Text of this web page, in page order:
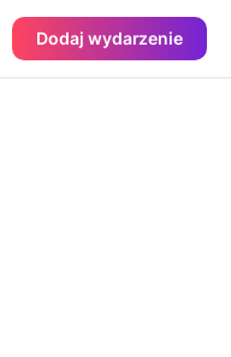
Dodaj wydarzenie